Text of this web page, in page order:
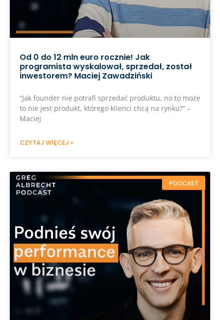
Od 0 do 12 mln euro rocznie! Jak
programista wyskalował, sprzedał, został
inwestorem? Maciej Zawadziński
“Jak founder nie potrafi sprzedać produktu, no to może
to nie jest produkt, którego klienci chcą na rynku?” –
Maciej
CZYTAJ WIĘCEJ »
PODCAST